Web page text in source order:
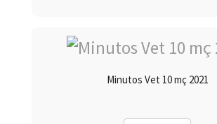
Minutos Vet 10 mç 2021